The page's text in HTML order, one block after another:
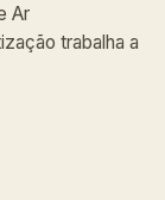
Ar
trabalha a